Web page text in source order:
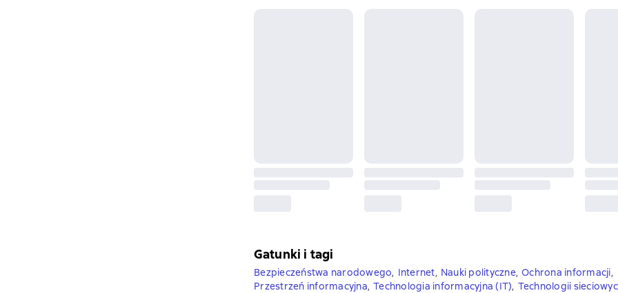
Gatunki i tagi
Bezpieczeństwa narodowego, Internet, Nauki polityczne, Ochrona informacji,
Przestrzeń informacyjna, Technologia informacyjna (IT), Technologii